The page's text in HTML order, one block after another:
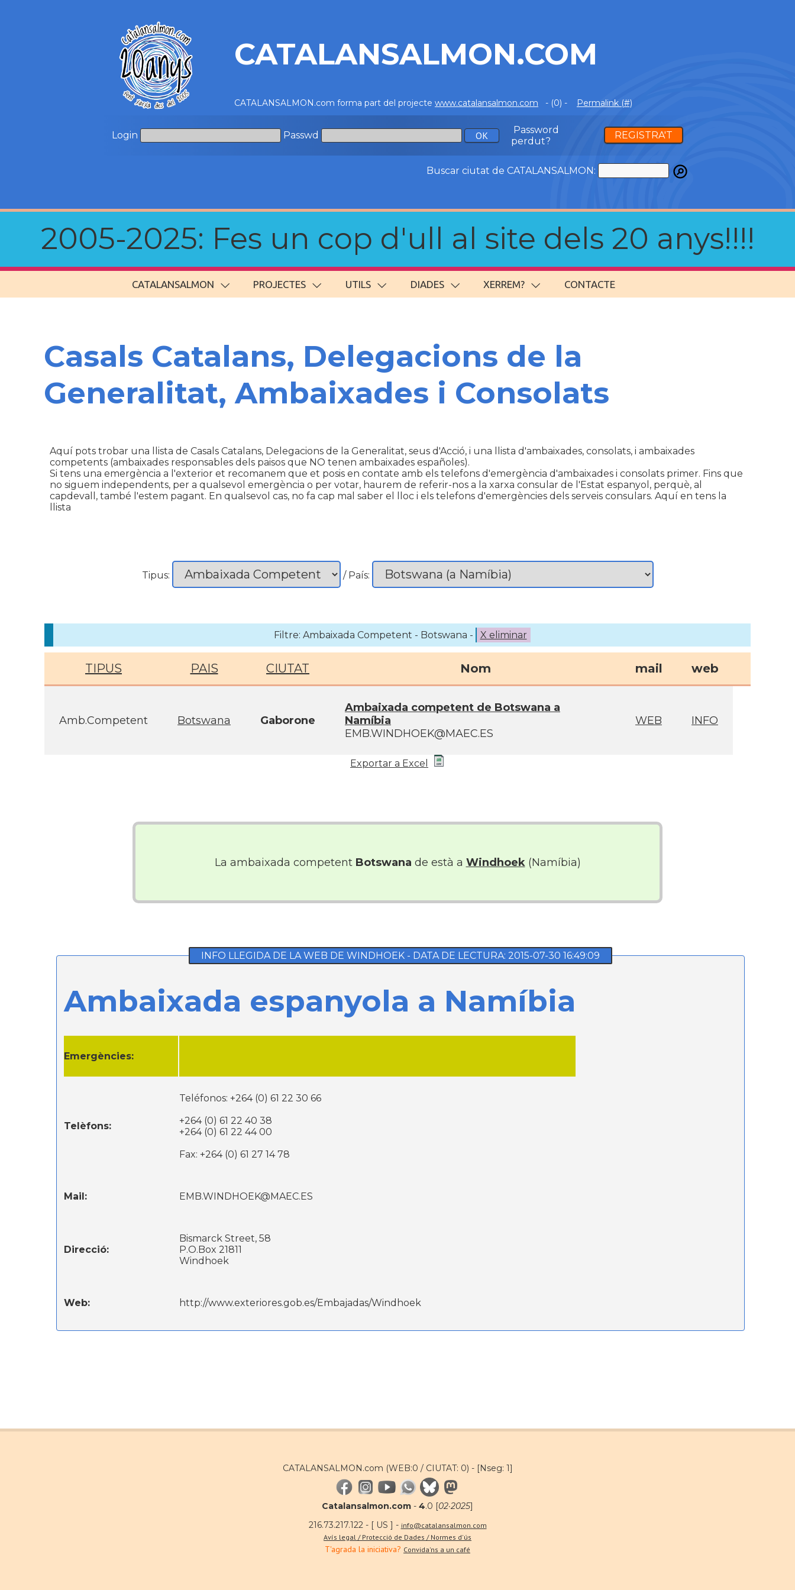
CATALANSALMON.COM
CATALANSALMON.com forma part del projecte www.catalansalmon.com - (0) - Permalink (#)
Login Passwd
Password
perdut?
REGISTRA'T
Buscar ciutat de CATALANSALMON:
2005-2025: Fes un cop d'ull al site dels 20 anys!!!!
CATALANSALMON PROJECTES UTILS DIADES XERREM? CONTACTE
Casals Catalans, Delegacions de la
Generalitat, Ambaixades i Consolats
Aquí pots trobar una llista de Casals Catalans, Delegacions de la Generalitat, seus d'Acció, i una llista d'ambaixades, consolats, i ambaixades
competents (ambaixades responsables dels paisos que NO tenen ambaixades españoles).
Si tens una emergència a l'exterior et recomanem que et posis en contate amb els telefons d'emergència d'ambaixades i consolats primer. Fins que
no siguem independents, per a qualsevol emergència o per votar, haurem de referir-nos a la xarxa consular de l'Estat espanyol, perquè, al
capdevall, també l'estem pagant. En qualsevol cas, no fa cap mal saber el lloc i els telefons d'emergències dels serveis consulars. Aquí en tens la
llista
Tipus: / País:
Filtre: Ambaixada Competent - Botswana - X eliminar
TIPUS PAIS CIUTAT Nom mail web
Amb.Competent Botswana Gaborone
Ambaixada competent de Botswana a
Namíbia
EMB.WINDHOEK@MAEC.ES
WEB INFO
Exportar a Excel
La ambaixada competent Botswana de està a Windhoek(Namíbia)
INFO LLEGIDA DE LA WEB DE WINDHOEK - DATA DE LECTURA: 2015-07-30 16:49:09
Ambaixada espanyola a Namíbia
Emergències:
Telèfons:
Teléfonos: +264 (0) 61 22 30 66
+264 (0) 61 22 40 38
+264 (0) 61 22 44 00
Fax: +264 (0) 61 27 14 78
Mail: EMB.WINDHOEK@MAEC.ES
Direcció:
Bismarck Street, 58
P.O.Box 21811
Windhoek
Web: http://www.exteriores.gob.es/Embajadas/Windhoek
CATALANSALMON.com (WEB:0 / CIUTAT: 0) - [Nseg: 1]
Catalansalmon.com - 4.0 [02·2025]
216.73.217.122 - [ US ] - info@catalansalmon.com
Avís legal / Protecció de Dades / Normes d'ús
T'agrada la iniciativa? Convida'ns a un café